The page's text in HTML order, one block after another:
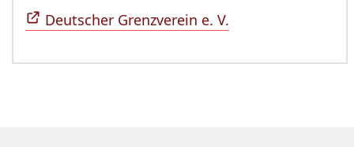
Deutscher Grenzverein e. V.